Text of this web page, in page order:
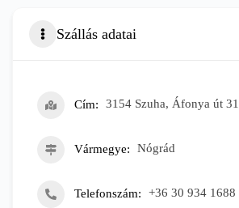
Szállás adatai
Cím 3154 Szuha, Áfonya út 31
Vármegye Nógrád
Telefonszám +36 30 934 1688